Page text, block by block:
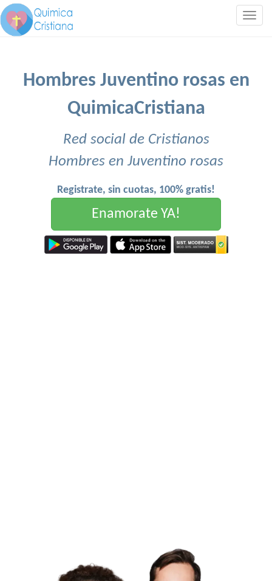
Hombres Juventino rosas en
QuimicaCristiana
Red social de Cristianos
Hombres en Juventino rosas
Registrate, sin cuotas, 100% gratis!
Enamorate YA!